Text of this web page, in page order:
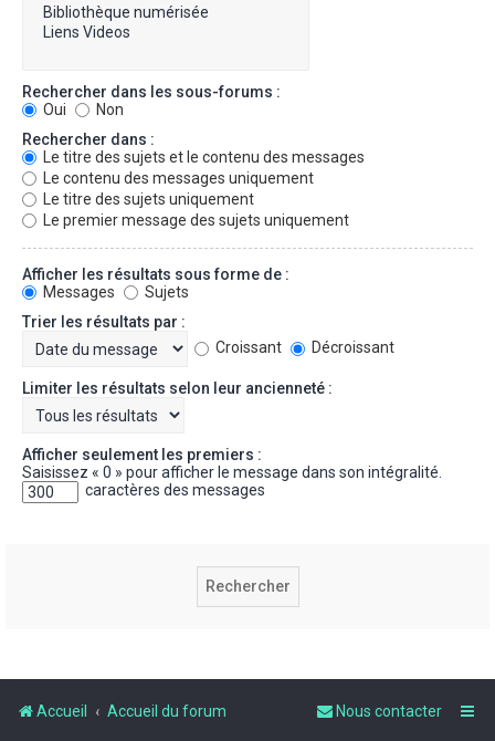
Rechercher dans les sous-forums :
Oui
Non
Rechercher dans :
Le titre des sujets et le contenu des messages
Le contenu des messages uniquement
Le titre des sujets uniquement
Le premier message des sujets uniquement
Afficher les résultats sous forme de :
Messages
Sujets
Trier les résultats par :
Croissant
Décroissant
Limiter les résultats selon leur ancienneté :
Afficher seulement les premiers :
Saisissez « 0 » pour afficher le message dans son intégralité.
caractères des messages
Accueil Accueil du forum Nous contacter